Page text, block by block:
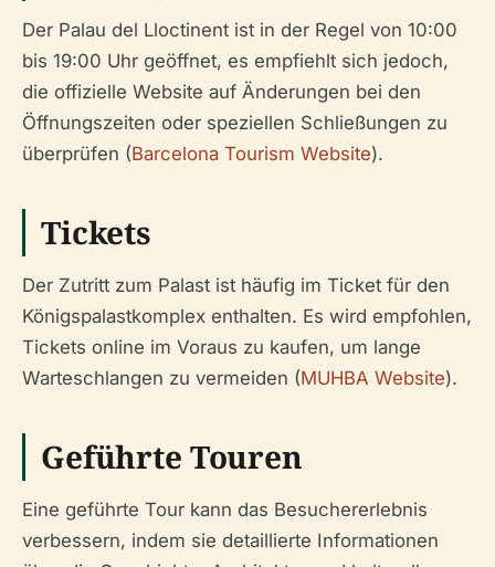
Der Palau del Lloctinent ist in der Regel von 10:00
bis 19:00 Uhr geöffnet, es empfiehlt sich jedoch,
die offizielle Website auf Änderungen bei den
Öffnungszeiten oder speziellen Schließungen zu
überprüfen (Barcelona Tourism Website).
Tickets
Der Zutritt zum Palast ist häufig im Ticket für den
Königspalastkomplex enthalten. Es wird empfohlen,
Tickets online im Voraus zu kaufen, um lange
Warteschlangen zu vermeiden (MUHBA Website).
Geführte Touren
Eine geführte Tour kann das Besuchererlebnis
verbessern, indem sie detaillierte Informationen